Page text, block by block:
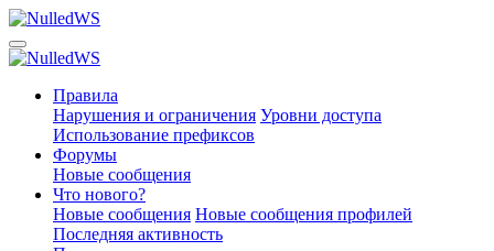
Правила
Нарушения и ограничения Уровни доступа
Использование префиксов
Форумы
Новые сообщения
Что нового?
Новые сообщения Новые сообщения профилей
Последняя активность